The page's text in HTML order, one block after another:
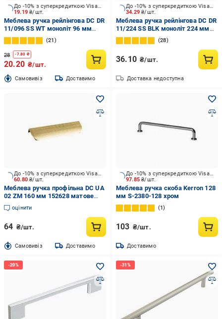
19.19₴/шт.
До -10% з суперкредиткою Visa Вигода
Меблева ручка рейлінгова DC DR
11/096 SS WT моноліт 96 мм
білий
21
28 -7.80 ₴
20.20 ₴/шт.
Cамовивіз Доставимо
34.29₴/шт.
До -10% з суперкредиткою Visa Вигода
Меблева ручка рейлінгова DC DR
11/224 SS BLK монолiт 224 мм
чорний
28
36.10 ₴/шт.
Доставка недоступна
60.80₴/шт.
До -10% з суперкредиткою Visa Вигода
Меблева ручка профільна DC UA
02 ZM 160 мм 152628 матове
золото
оцінити
64 ₴/шт.
Cамовивіз Доставимо
97.85₴/шт.
До -10% з суперкредиткою Visa Вигода
Меблева ручка скоба Kerron 128
мм S-2380-128 хром
1
103 ₴/шт.
Доставимо